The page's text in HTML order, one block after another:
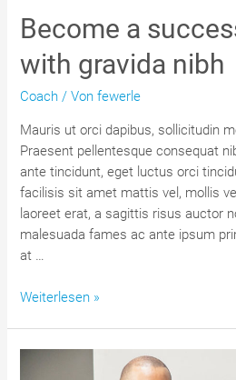
Become a
with gravida nibh
Coach / Vonfewerle
Mauris ut orci dapibus, sollicitudin
Praesent pellentesque consequat
ante tincidunt, eget luctus orci
facilisis sit amet mattis vel, mollis
laoreet erat, a sagittis risus auctor
malesuada fames ac ante ipsum
at …
Become
Weiterlesen »